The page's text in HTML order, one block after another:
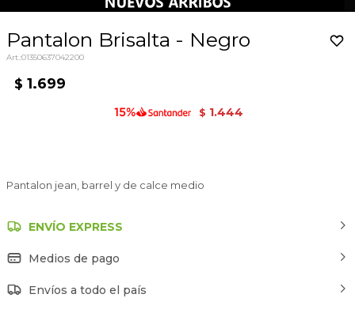
Pantalon Brisalta - Negro
01350637042200
$ 1.699
$ 1.444
Pantalon jean, barrel y de calce medio
ENVÍO EXPRESS
Medios de pago
Envíos a todo el país